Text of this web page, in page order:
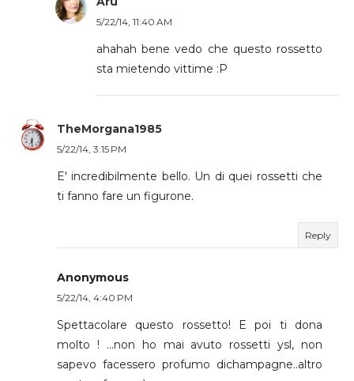
5/22/14, 11:40 AM
ahahah bene vedo che questo rossetto
sta mietendo vittime :P
TheMorgana1985
5/22/14, 3:15 PM
E' incredibilmente bello. Un di quei rossetti che
ti fanno fare un figurone.
Reply
Anonymous
5/22/14, 4:40 PM
Spettacolare questo rossetto! E poi ti dona
molto ! ...non ho mai avuto rossetti ysl, non
sapevo facessero profumo dichampagne..altro